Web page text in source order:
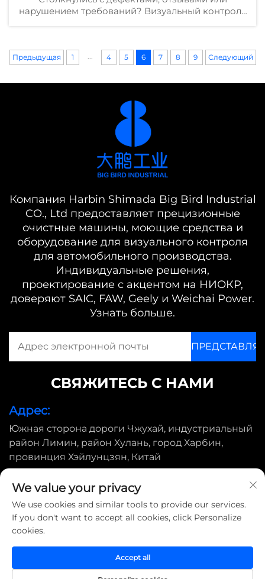
нарушением требований? Визуальный контроль
рентабельность инвестиций — получите полное
Предыдущая 1 ... 4 5 6 7 8 9 Следующий
Компания Harbin Shimada Big Bird Industrial
CO., Ltd предоставляет прецизионные
очистные машины, моющие средства и
оборудование для визуального контроля
для автомобильного производства.
Индивидуальные решения,
проектирование с акцентом на НИОКР,
доверяют SAIC, FAW, Geely и Weichai Power.
Узнать больше.
СВЯЖИТЕСЬ С НАМИ
Адрес:
Южная сторона дороги Чжухай, индустриальный
район Лимин, район Хулань, город Харбин,
провинция Хэйлунцзян, Китай
[email protected]
Политика конфиденциальности
We value your privacy
We use cookies and similar tools to provide our services.
If you don't want to accept all cookies, click Personalize
cookies.
Accept all